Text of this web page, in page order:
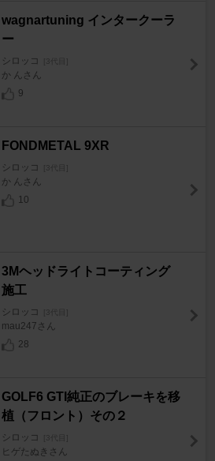
wagnartuning インタークーラ
ー
シロッコ
か んさん
9
FONDMETAL 9XR
シロッコ
か んさん
10
3Mヘッドライトコーティング
施工
シロッコ
mau247さん
28
GOLF6 GTI純正のブレーキを移
植（フロント）その２
シロッコ
ヒゲたぬきさん